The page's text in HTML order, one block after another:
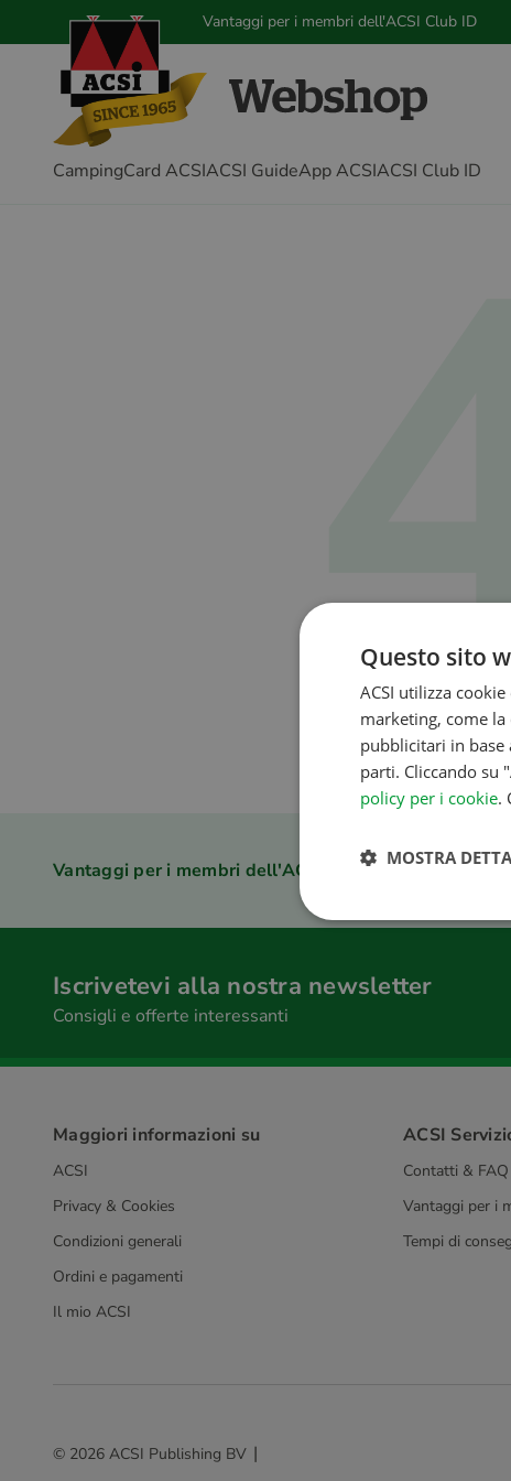
Vantaggi per i membri dell'ACSI Club ID
CampingCard ACSIACSI GuideApp ACSIACSI Club ID
Ops, sembra che la
Vantaggi per i membri dell'ACSI Club ID
Iscrivetevi alla nostra newsletter
Consigli e offerte interessanti
Maggiori informazioni su
ACSI
Privacy & Cookies
Condizioni generali
Ordini e pagamenti
Il mio ACSI
ACSI
Contatti & FAQ
Vantaggi per i
Tempi di
© 2026 ACSI Publishing BV
Questo sito
ACSI utilizza
marketing, come
pubblicitari in base
parti. Cliccando su
policy per i cookie.
MOSTRA